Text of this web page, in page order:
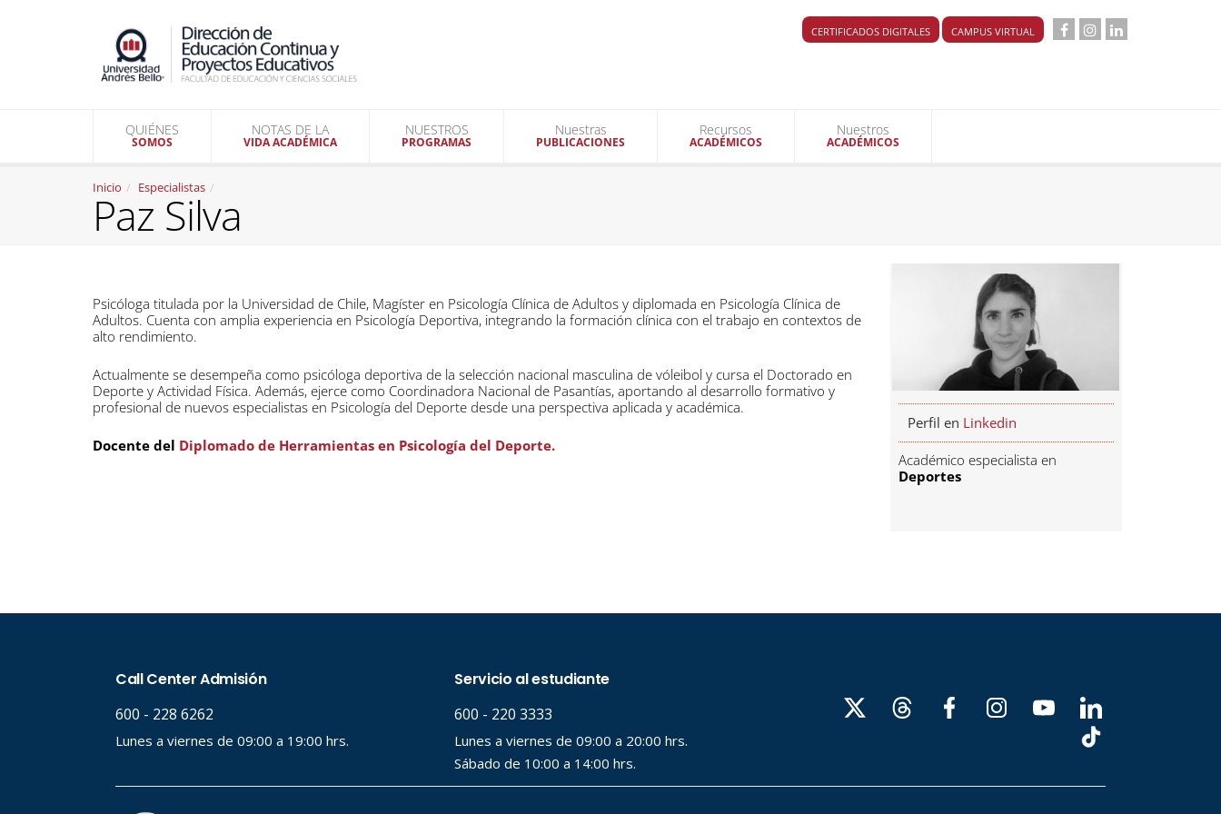
CERTIFICADOS DIGITALES CAMPUS VIRTUAL
QUIÉNES
SOMOS
NOTAS DE LA
VIDA ACADÉMICA
NUESTROS
PROGRAMAS
Nuestras
PUBLICACIONES
Recursos
ACADÉMICOS
Nuestros
ACADÉMICOS
Inicio Especialistas
Paz Silva
Psicóloga titulada por la Universidad de Chile, Magíster en Psicología Clínica de Adultos y diplomada en Psicología Clínica de
Adultos. Cuenta con amplia experiencia en Psicología Deportiva, integrando la formación clínica con el trabajo en contextos de
alto rendimiento.
Actualmente se desempeña como psicóloga deportiva de la selección nacional masculina de vóleibol y cursa el Doctorado en
Deporte y Actividad Física. Además, ejerce como Coordinadora Nacional de Pasantías, aportando al desarrollo formativo y
profesional de nuevos especialistas en Psicología del Deporte desde una perspectiva aplicada y académica.
Docente del Diplomado de Herramientas en Psicología del Deporte.
Perfil en Linkedin
Académico especialista en
Deportes